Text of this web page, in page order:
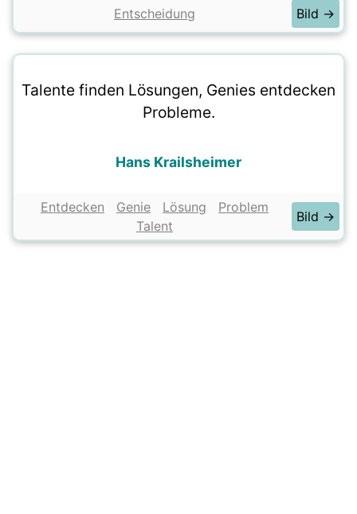
Entscheidung Bild →
Talente finden Lösungen, Genies entdecken
Probleme.
Hans Krailsheimer
Entdecken Genie Lösung
Problem
Talent
Bild →